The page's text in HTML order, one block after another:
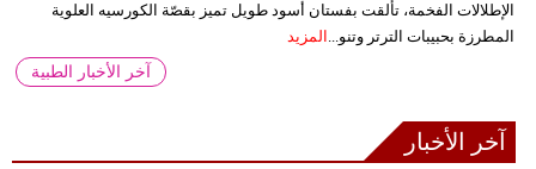
الإطلالات الفخمة، تألقت بفستان أسود طويل تميز بقصّة الكورسيه العلوية
المطرزة بحبيبات الترتر وتنو... المزيد
آخر الأخبار الطبية
آخر الأخبار